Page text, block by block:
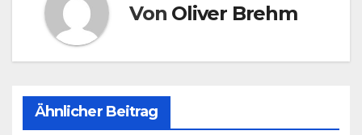
Von Oliver Brehm
Ähnlicher Beitrag